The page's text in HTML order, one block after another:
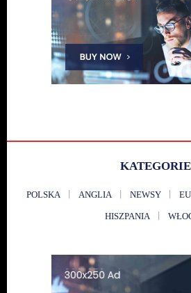
KATEGORIE
POLSKA ANGLIA NEWSY
HISZPANIA